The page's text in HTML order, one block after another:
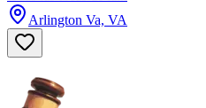
Arlington Va, VA